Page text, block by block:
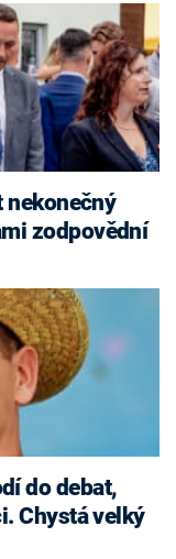
zodpovědní
do debat,
Chystá velký